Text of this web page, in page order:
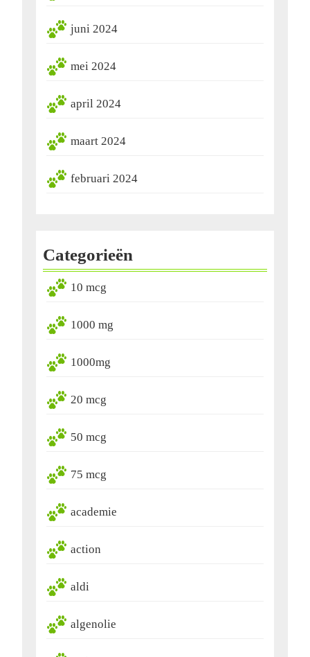
juni 2024
mei 2024
april 2024
maart 2024
februari 2024
Categorieën
10 mcg
1000 mg
1000mg
20 mcg
50 mcg
75 mcg
academie
action
aldi
algenolie